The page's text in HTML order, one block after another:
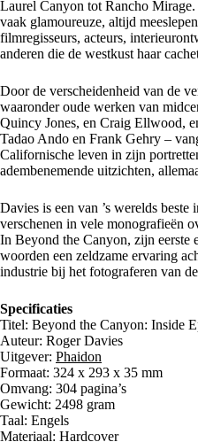
Laurel Canyon tot Rancho Mirage.
vaak glamoureuze, altijd
filmregisseurs, acteurs,
anderen die de westkust haar
Door de verscheidenheid van de
waaronder oude werken van
Quincy Jones, en Craig Ellwood,
Tadao Ando en Frank Gehry –
Californische leven in zijn
adembenemende uitzichten,
Davies is een van ’s werelds
verschenen in vele monografieën
In Beyond the Canyon, zijn eerste
woorden een zeldzame ervaring
industrie bij het fotograferen van
Specificaties
Titel: Beyond the Canyon: Inside
Auteur: Roger Davies
Uitgever: Phaidon
Formaat: 324 x 293 x 35 mm
Omvang: 304 pagina’s
Gewicht: 2498 gram
Taal: Engels
Materiaal: Hardcover